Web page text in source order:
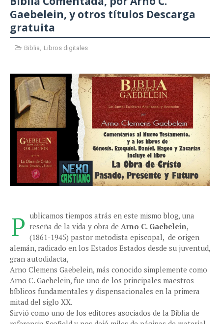
Gaebelein, y otros títulos Descarga
gratuita
Biblia, Libros digitales
P ublicamos tiempos atrás en este mismo blog, una
reseña de la vida y obra de Arno C. Gaebelein,
(1861-1945) pastor metodista episcopal, de origen
alemán, radicado en los Estados Estados desde su juventud,
gran autodidacta,
Arno Clemens Gaebelein, más conocido simplemente como
Arno C. Gaebelein, fue uno de los principales maestros
bíblicos fundamentales y dispensacionales en la primera
mitad del siglo XX.
Sirvió como uno de los editores asociados de la Biblia de